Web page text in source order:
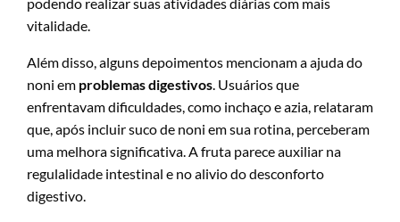
vitalidade.
Além disso, alguns depoimentos mencionam a ajuda do
noni em problemas digestivos . Usuários que
enfrentavam dificuldades, como inchaço e azia, relataram
que, após incluir suco de noni em sua rotina, perceberam
uma melhora significativa. A fruta parece auxiliar na
regulalidade intestinal e no alivio do desconforto
digestivo.